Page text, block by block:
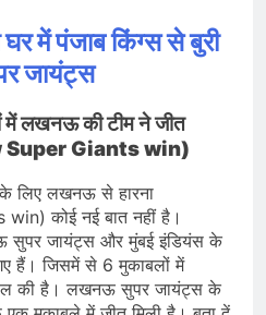
में पंजाब किंग्स से बुरी
जायंट्स
में लखनऊ की टीम ने जीत
Super Giants win)
के लिए लखनऊ से हारना
कोई नई बात नहीं है।
सुपर जायंट्स और मुंबई इंडियंस के
हैं। जिसमें से 6 मुकाबलों में
की है। लखनऊ सुपर जायंट्स के